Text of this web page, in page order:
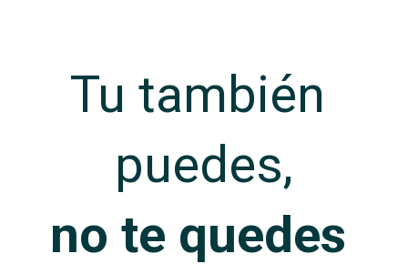
Tu también
puedes,
no te quedes